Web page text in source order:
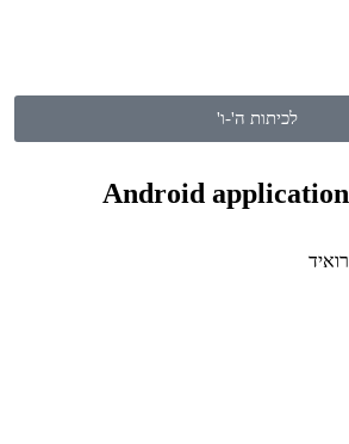
לכיתות ה'-ו'
Android